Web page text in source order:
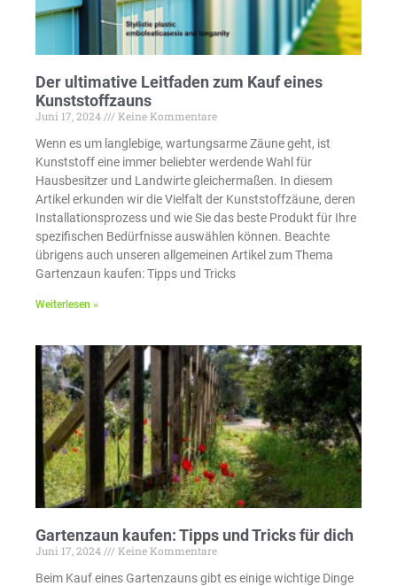
Der ultimative Leitfaden zum Kauf eines
Kunststoffzauns
Juni 17, 2024
Keine Kommentare
Wenn es um langlebige, wartungsarme Zäune geht, ist
Kunststoff eine immer beliebter werdende Wahl für
Hausbesitzer und Landwirte gleichermaßen. In diesem
Artikel erkunden wir die Vielfalt der Kunststoffzäune, deren
Installationsprozess und wie Sie das beste Produkt für Ihre
spezifischen Bedürfnisse auswählen können. Beachte
übrigens auch unseren allgemeinen Artikel zum Thema
Gartenzaun kaufen: Tipps und Tricks
Weiterlesen »
Gartenzaun kaufen: Tipps und Tricks für dich
Juni 17, 2024
Keine Kommentare
Beim Kauf eines Gartenzauns gibt es einige wichtige Dinge